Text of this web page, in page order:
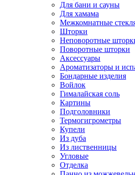
Для бани и сауны
Для хамама
Межкомнатные
Шторки
Неповоротные
Поворотные шторки
Аксессуары
Ароматизаторы и
Бондарные изделия
Войлок
Гималайская соль
Картины
Подголовники
Термогигрометры
Купели
Из дуба
Из лиственницы
Угловые
Отделка